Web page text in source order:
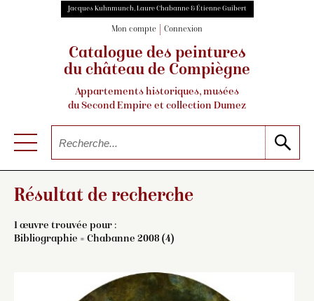
Jacques Kuhnmunch, Laure Chabanne & Étienne Guibert
Mon compte Connexion
Catalogue des peintures
du château de Compiègne
Appartements historiques, musées
du Second Empire et collection Dumez
Résultat de recherche
1 œuvre trouvée pour :
Bibliographie = Chabanne 2008 (4)